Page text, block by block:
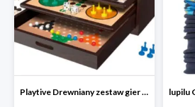
Playtive Drewniany zestaw gier 10 w 1